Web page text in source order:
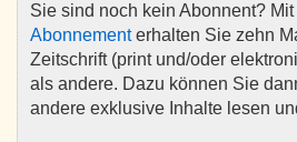
Sie sind noch kein Abonnent?
Abonnementerhalten Sie zehn
Zeitschrift (print und/oder
als andere. Dazu können Sie
andere exklusive Inhalte lesen